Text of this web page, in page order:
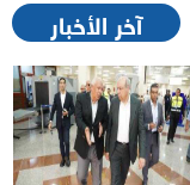
آخر الأخبار